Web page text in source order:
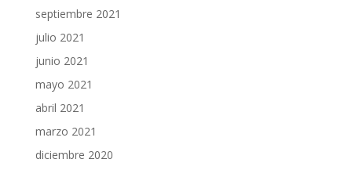
septiembre 2021
julio 2021
junio 2021
mayo 2021
abril 2021
marzo 2021
diciembre 2020